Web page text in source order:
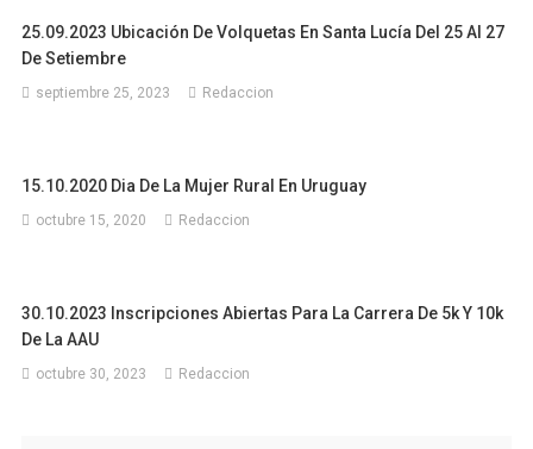
25.09.2023 Ubicación De Volquetas En Santa Lucía Del 25 Al 27
De Setiembre
septiembre 25, 2023 Redaccion
15.10.2020 Dia De La Mujer Rural En Uruguay
octubre 15, 2020 Redaccion
30.10.2023 Inscripciones Abiertas Para La Carrera De 5k Y 10k
De La AAU
octubre 30, 2023 Redaccion